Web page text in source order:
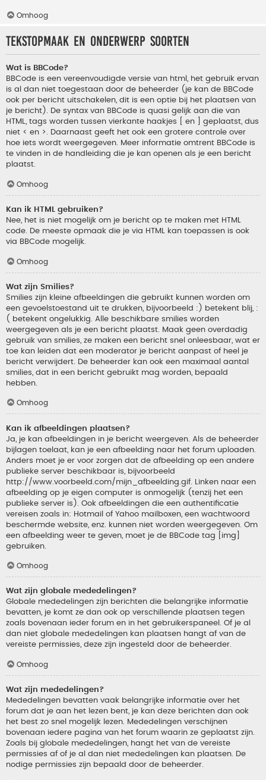
Omhoog
Tekstopmaak en onderwerp soorten
Wat is BBCode?
BBCode is een vereenvoudigde versie van html, het gebruik ervan
is al dan niet toegestaan door de beheerder (je kan de BBCode
ook per bericht uitschakelen, dit is een optie bij het plaatsen van
je bericht). De syntax van BBCode is quasi gelijk aan die van
HTML, tags worden tussen vierkante haakjes [ en ] geplaatst, dus
niet < en >. Daarnaast geeft het ook een grotere controle over
hoe iets wordt weergegeven. Meer informatie omtrent BBCode is
te vinden in de handleiding die je kan openen als je een bericht
plaatst.
Omhoog
Kan ik HTML gebruiken?
Nee, het is niet mogelijk om je bericht op te maken met HTML
code. De meeste opmaak die je via HTML kan toepassen is ook
via BBCode mogelijk.
Omhoog
Wat zijn Smilies?
Smilies zijn kleine afbeeldingen die gebruikt kunnen worden om
een gevoelstoestand uit te drukken, bijvoorbeeld :) betekent blij, :
( betekent ongelukkig. Alle beschikbare smilies worden
weergegeven als je een bericht plaatst. Maak geen overdadig
gebruik van smilies, ze maken een bericht snel onleesbaar, wat er
toe kan leiden dat een moderator je bericht aanpast of heel je
bericht verwijdert. De beheerder kan ook een maximaal aantal
smilies, dat in een bericht gebruikt mag worden, bepaald
hebben.
Omhoog
Kan ik afbeeldingen plaatsen?
Ja, je kan afbeeldingen in je bericht weergeven. Als de beheerder
bijlagen toelaat, kan je een afbeelding naar het forum uploaden.
Anders moet je er voor zorgen dat de afbeelding op een andere
publieke server beschikbaar is, bijvoorbeeld
http://www.voorbeeld.com/mijn_afbeelding.gif. Linken naar een
afbeelding op je eigen computer is onmogelijk (tenzij het een
publieke server is). Ook afbeeldingen die een authentificatie
vereisen zoals in: Hotmail of Yahoo mailboxen, een wachtwoord
beschermde website, enz. kunnen niet worden weergegeven. Om
een afbeelding weer te geven, moet je de BBCode tag [img]
gebruiken.
Omhoog
Wat zijn globale mededelingen?
Globale mededelingen zijn berichten die belangrijke informatie
bevatten, je komt ze dan ook op verschillende plaatsen tegen
zoals bovenaan ieder forum en in het gebruikerspaneel. Of je al
dan niet globale mededelingen kan plaatsen hangt af van de
vereiste permissies, deze zijn ingesteld door de beheerder.
Omhoog
Wat zijn mededelingen?
Mededelingen bevatten vaak belangrijke informatie over het
forum dat je aan het lezen bent, je kan deze berichten dan ook
het best zo snel mogelijk lezen. Mededelingen verschijnen
bovenaan iedere pagina van het forum waarin ze geplaatst zijn.
Zoals bij globale mededelingen, hangt het van de vereiste
permissies af of je al dan niet mededelingen kan plaatsen. De
nodige permissies zijn bepaald door de beheerder.